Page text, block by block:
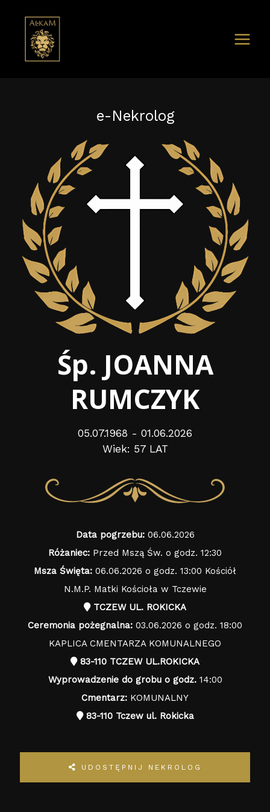
e-Nekrolog
Śp. JOANNA
RUMCZYK
05.07.1968 - 01.06.2026
Wiek: 57 LAT
Data pogrzebu:06.06.2026
Różaniec: Przed Mszą Św. o godz. 12:30
Msza Święta: 06.06.2026 o godz. 13:00 Kościół
N.M.P. Matki Kościoła w Tczewie
TCZEW UL. ROKICKA
Ceremonia pożegnalna: 03.06.2026 o godz. 18:00
KAPLICA CMENTARZA KOMUNALNEGO
83-110 TCZEW UL.ROKICKA
Wyprowadzenie do grobu o godz.14:00
Cmentarz: KOMUNALNY
83-110 Tczew ul. Rokicka
UDOSTĘPNIJ NEKROLOG